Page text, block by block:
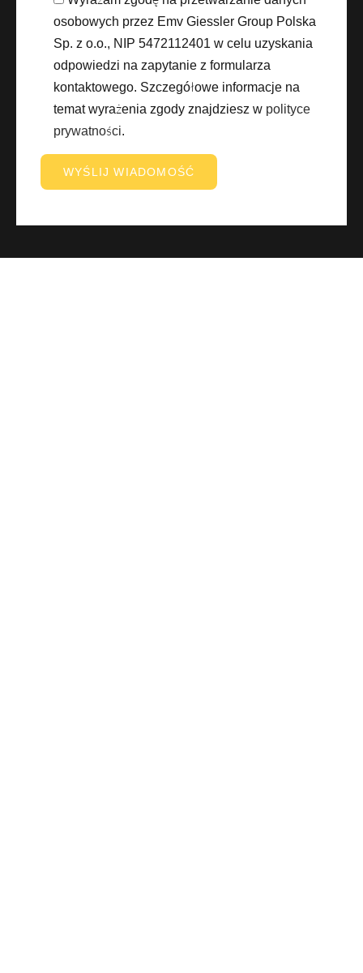
osobowych przez Emv Giessler Group Polska
Sp. z o.o., NIP 5472112401 w celu uzyskania
odpowiedzi na zapytanie z formularza
kontaktowego. Szczegółowe informacje na
temat wyrażenia zgody znajdziesz w polityce
prywatności.